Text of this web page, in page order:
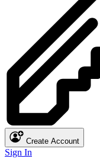
Create Account
Sign In